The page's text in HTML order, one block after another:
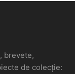
brevete,
de colecție: